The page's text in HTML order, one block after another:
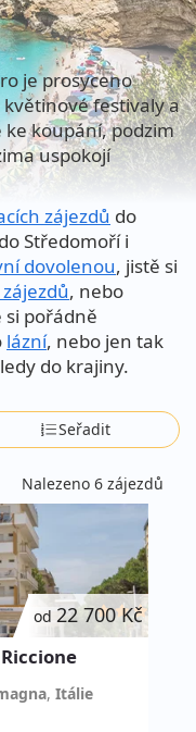
je prosyceno
festivaly a
ke koupání, podzim
uspokojí
zájezdů do
do Středomoří i
dovolenou, jistě si
, nebo
si pořádně
lázní, nebo jen tak
do krajiny.
Seřadit
Nalezeno 6 zájezdů
od 22 700 Kč
, Itálie